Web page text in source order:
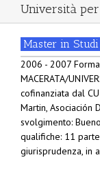
Università
Master in
2006 - 2007
MACERATA/
cofinanziata dal
Martin, Asociación
svolgimento:
qualifiche: 11
giurisprudenza, in